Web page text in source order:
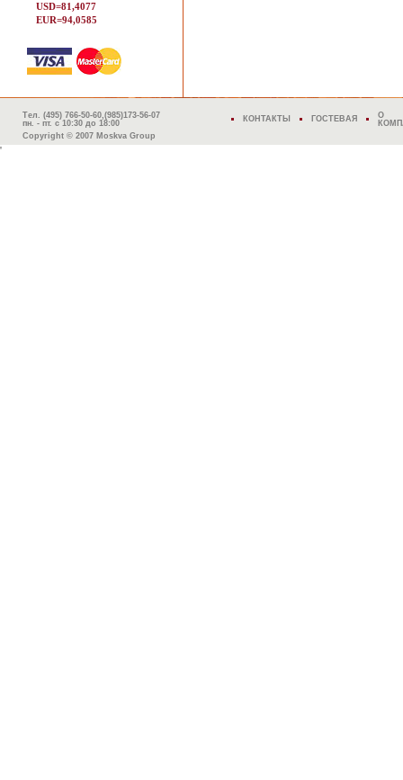
USD=81,4077
EUR=94,0585
Тел. (495) 766-50-60,(985)173-56-07
пн. - пт. с 10:30 до 18:00
Copyright © 2007 Moskva Group
КОНТАКТЫ ГОСТЕВАЯ
О
'